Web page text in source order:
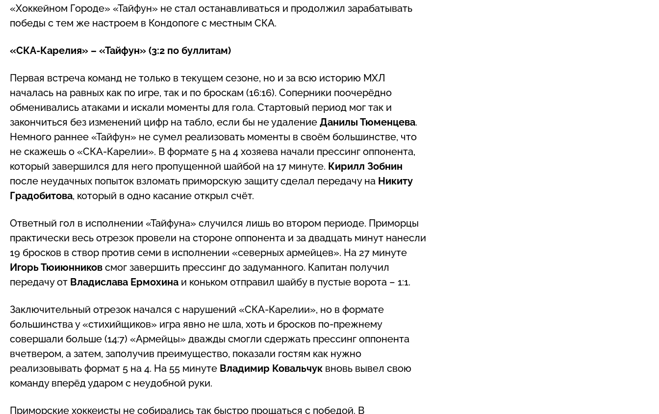
«Хоккейном Городе» «Тайфун» не стал останавливаться и продолжил зарабатывать
победы с тем же настроем в Кондопоге с местным СКА.
«СКА-Карелия» – «Тайфун» (3:2 по буллитам)
Первая встреча команд не только в текущем сезоне, но и за всю историю МХЛ
началась на равных как по игре, так и по броскам (16:16). Соперники поочерёдно
обменивались атаками и искали моменты для гола. Стартовый период мог так и
закончиться без изменений цифр на табло, если бы не удаление Данилы Тюменцева.
Немного раннее «Тайфун» не сумел реализовать моменты в своём большинстве, что
не скажешь о «СКА-Карелии». В формате 5 на 4 хозяева начали прессинг оппонента,
который завершился для него пропущенной шайбой на 17 минуте. Кирилл Зобнин
после неудачных попыток взломать приморскую защиту сделал передачу на Никиту
Градобитова, который в одно касание открыл счёт.
Ответный гол в исполнении «Тайфуна» случился лишь во втором периоде. Приморцы
практически весь отрезок провели на стороне оппонента и за двадцать минут нанесли
19 бросков в створ против семи в исполнении «северных армейцев». На 27 минуте
Игорь Тюиюнников смог завершить прессинг до задуманного. Капитан получил
передачу от Владислава Ермохина и коньком отправил шайбу в пустые ворота ­– 1:1.
Заключительный отрезок начался с нарушений «СКА-Карелии», но в формате
большинства у «стихийщиков» игра явно не шла, хоть и бросков по-прежнему
совершали больше (14:7) «Армейцы» дважды смогли сдержать прессинг оппонента
вчетвером, а затем, заполучив преимущество, показали гостям как нужно
реализовывать формат 5 на 4. На 55 минуте Владимир Ковальчук вновь вывел свою
команду вперёд ударом с неудобной руки.
Приморские хоккеисты не собирались так быстро прощаться с победой. В